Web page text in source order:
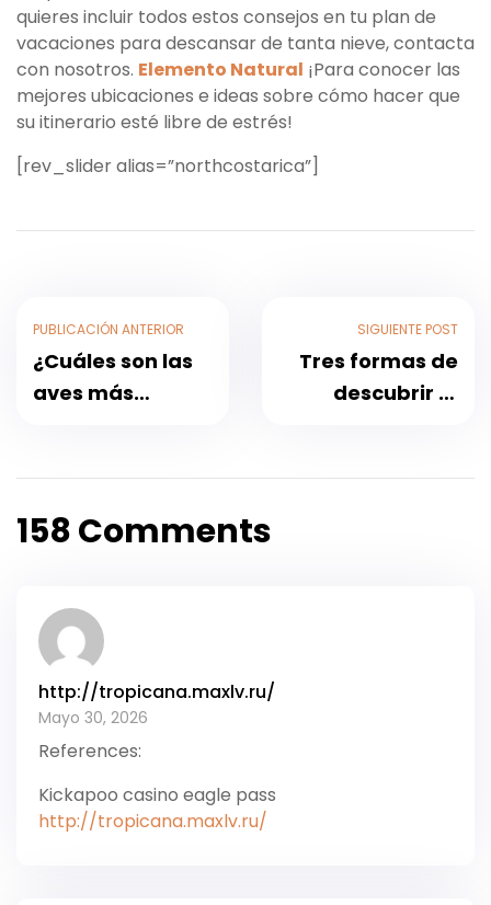
quieres incluir todos estos consejos en tu plan de
vacaciones para descansar de tanta nieve, contacta
con nosotros. Elemento Natural ¡Para conocer las
mejores ubicaciones e ideas sobre cómo hacer que
su itinerario esté libre de estrés!
[rev_slider alias=”northcostarica”]
PUBLICACIÓN ANTERIOR
¿Cuáles son las
aves más
dónde avistarlas
SIGUIENTE POST
Tres formas de
descubrir la
158 Comments
http://tropicana.maxlv.ru/
Mayo 30, 2026
References:
Kickapoo casino eagle pass
http://tropicana.maxlv.ru/